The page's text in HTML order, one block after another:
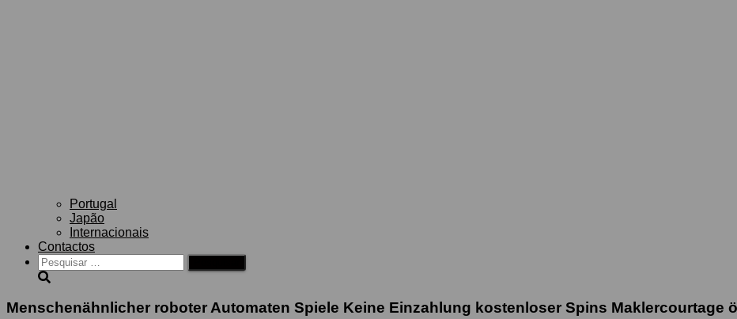
Portugal
Japão
Internacionais
Contactos
Pesquisar
por:
Menschenähnlicher roboter Automaten Spiele Keine Einzahlung kostenloser Spins Maklercourtage